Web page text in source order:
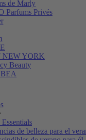
de Marly
Parfums Privés
NEW YORK
Beauty
de belleza para el